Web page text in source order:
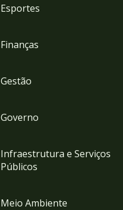
Esportes
Finanças
Gestão
Governo
Infraestrutura e Serviços
Públicos
Meio Ambiente